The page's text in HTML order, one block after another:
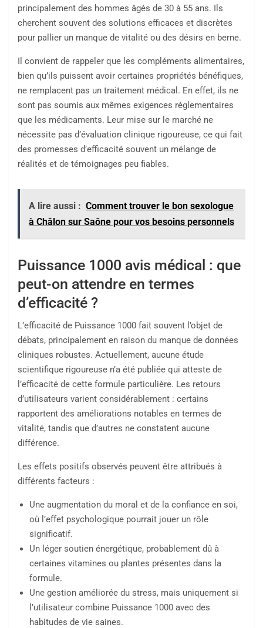
principalement des hommes âgés de 30 à 55 ans. Ils
cherchent souvent des solutions efficaces et discrètes
pour pallier un manque de vitalité ou des désirs en berne.
Il convient de rappeler que les compléments alimentaires,
bien qu’ils puissent avoir certaines propriétés bénéfiques,
ne remplacent pas un traitement médical. En effet, ils ne
sont pas soumis aux mêmes exigences réglementaires
que les médicaments. Leur mise sur le marché ne
nécessite pas d’évaluation clinique rigoureuse, ce qui fait
des promesses d’efficacité souvent un mélange de
réalités et de témoignages peu fiables.
A lire aussi : Comment trouver le bon sexologue
à Châlon sur Saône pour vos besoins personnels
Puissance 1000 avis médical : que
peut-on attendre en termes
d’efficacité ?
L’efficacité de Puissance 1000 fait souvent l’objet de
débats, principalement en raison du manque de données
cliniques robustes. Actuellement, aucune étude
scientifique rigoureuse n’a été publiée qui atteste de
l’efficacité de cette formule particulière. Les retours
d’utilisateurs varient considérablement : certains
rapportent des améliorations notables en termes de
vitalité, tandis que d’autres ne constatent aucune
différence.
Les effets positifs observés peuvent être attribués à
différents facteurs :
Une augmentation du moral et de la confiance en soi,
où l’effet psychologique pourrait jouer un rôle
significatif.
Un léger soutien énergétique, probablement dû à
certaines vitamines ou plantes présentes dans la
formule.
Une gestion améliorée du stress, mais uniquement si
l’utilisateur combine Puissance 1000 avec des
habitudes de vie saines.